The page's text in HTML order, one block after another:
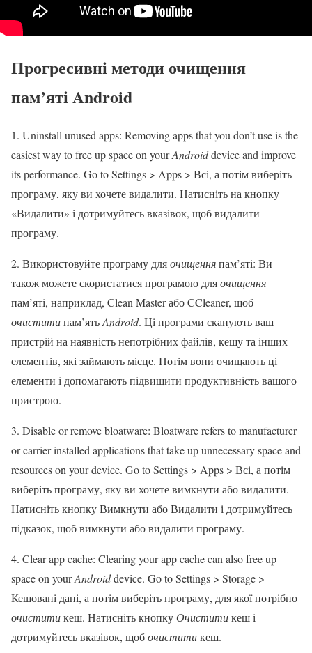
Прогресивні методи очищення
пам’яті Android
1. Uninstall unused apps: Removing apps that you don’t use is the
easiest way to free up space on yourAndroiddevice and improve
its performance. Go to Settings > Apps > Всі, а потім виберіть
програму, яку ви хочете видалити. Натисніть на кнопку
«Видалити» і дотримуйтесь вказівок, щоб видалити
програму.
2. Використовуйте програму дляочищенняпам’яті: Ви
також можете скористатися програмою дляочищення
пам’яті, наприклад, Clean Master або CCleaner, щоб
очиститипам’ятьAndroid. Ці програми сканують ваш
пристрій на наявність непотрібних файлів, кешу та інших
елементів, які займають місце. Потім вони очищають ці
елементи і допомагають підвищити продуктивність вашого
пристрою.
3. Disable or remove bloatware: Bloatware refers to manufacturer
or carrier-installed applications that take up unnecessary space and
resources on your device. Go to Settings > Apps > Всі, а потім
виберіть програму, яку ви хочете вимкнути або видалити.
Натисніть кнопку Вимкнути або Видалити і дотримуйтесь
підказок, щоб вимкнути або видалити програму.
4. Clear app cache: Clearing your app cache can also free up
space on yourAndroiddevice. Go to Settings > Storage >
Кешовані дані, а потім виберіть програму, для якої потрібно
очиститикеш. Натисніть кнопкуОчиститикеш і
дотримуйтесь вказівок, щобочиститикеш.